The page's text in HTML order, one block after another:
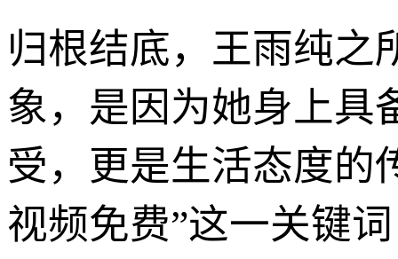
归根结底，王雨纯之
象，是因为她身上具
受，更是生活态度的
视频免费”这一关键